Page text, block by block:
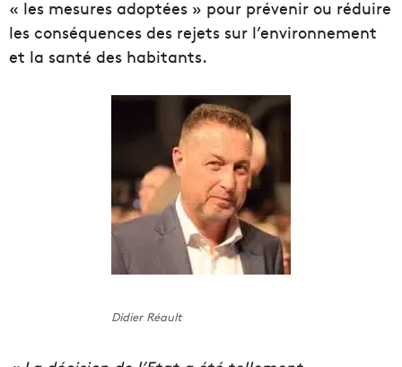
« les mesures adoptées » pour prévenir ou réduire
les conséquences des rejets sur l’environnement
et la santé des habitants.
Didier Réault